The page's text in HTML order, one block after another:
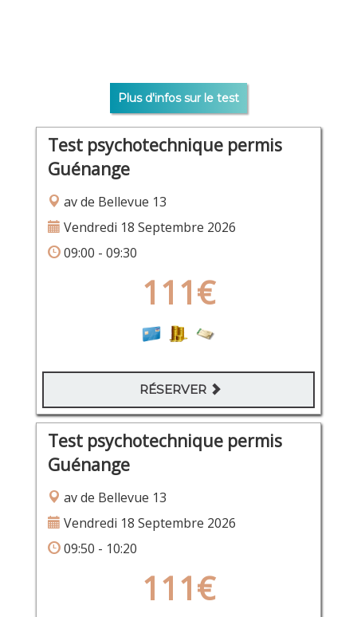
Plus d'infos sur le test
Test psychotechnique permis
Guénange
av de Bellevue 13
Vendredi 18 Septembre 2026
09:00 - 09:30
111€
RÉSERVER
Test psychotechnique permis
Guénange
av de Bellevue 13
Vendredi 18 Septembre 2026
09:50 - 10:20
111€